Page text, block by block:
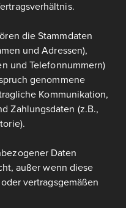
die Stammdaten
und Adressen),
und Telefonnummern)
genommene
Kommunikation,
Zahlungsdaten (z.B.,
Daten
außer wenn diese
vertragsgemäßen